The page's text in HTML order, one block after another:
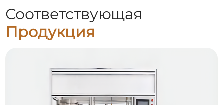
Соответствующая
Продукция